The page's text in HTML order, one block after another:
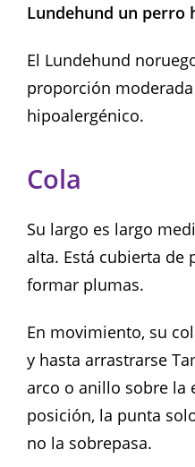
Lundehund un perro
El Lundehund
proporción
hipoalergénico.
Cola
Su largo es largo
alta. Está cubierta de
formar plumas.
En movimiento, su
y hasta arrastrarse
arco o anillo sobre la
posición, la punta
no la sobrepasa.